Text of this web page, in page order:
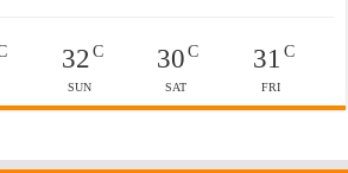
31 C
FRI
30 C
SAT
32C
SUN